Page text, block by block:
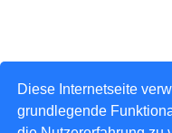
Diese Internetseite
grundlegende